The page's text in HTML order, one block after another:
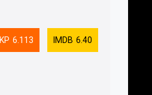
6.113 6.40